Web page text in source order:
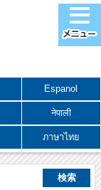
Espanol
नेपाली
ภาษาไทย